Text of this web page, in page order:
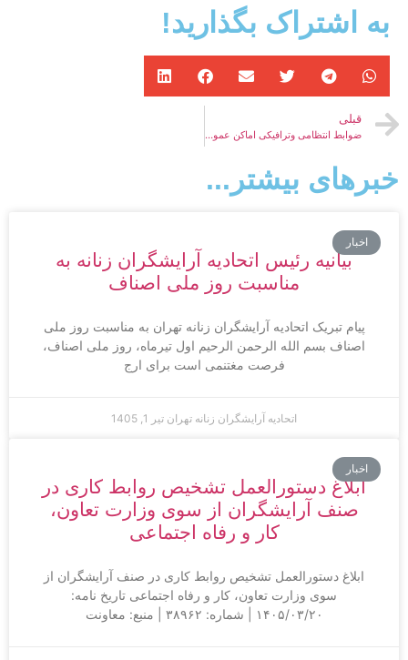
به اشتراک بگذارید!
قبلی
ضوابط انتظامی وترافیکی اماکن عمومی و صنوف
خبرهای بیشتر...
اخبار
بیانیه رئیس اتحادیه آرایشگران زنانه به
مناسبت روز ملی اصناف
پیام تبریک اتحادیه آرایشگران زنانه تهران به مناسبت روز ملی
اصناف بسم الله الرحمن الرحیم اول تیرماه، روز ملی اصناف،
فرصت مغتنمی است برای ارج
اتحادیه آرایشگران زنانه تهران تیر 1, 1405
اخبار
ابلاغ دستورالعمل تشخیص روابط کاری در
صنف آرایشگران از سوی وزارت تعاون،
کار و رفاه اجتماعی
ابلاغ دستورالعمل تشخیص روابط کاری در صنف آرایشگران از
سوی وزارت تعاون، کار و رفاه اجتماعی تاریخ نامه:
۱۴۰۵/۰۳/۲۰ | شماره: ۳۸۹۶۲ | منبع: معاونت